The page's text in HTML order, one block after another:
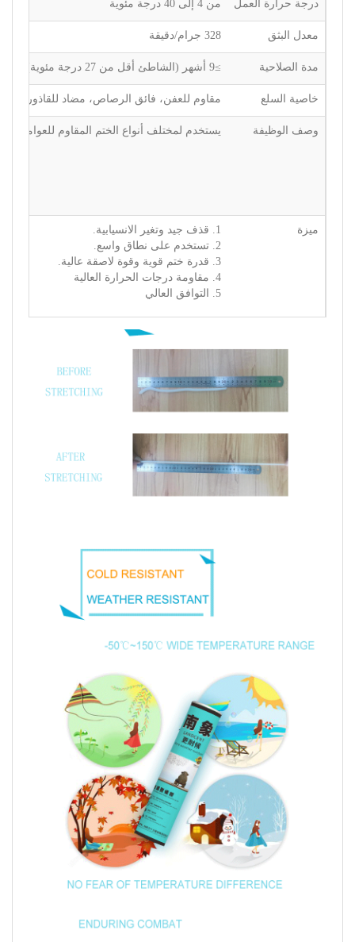
درجة حرارة العمل من 4 إلى 40 درجة مئوية
معدل البثق 328 جرام/دقيقة
مدة الصلاحية ≥9 أشهر (الشاطئ أقل من 27 درجة مئوية)
خاصية السلع مقاوم للعفن، فائق الرصاص، مضاد للقاذورات
وصف الوظيفة يستخدم لمختلف أنواع الختم المقاوم للعوامل
ميزة
1. قذف جيد وتغير الانسيابية.
2. تستخدم على نطاق واسع.
3. قدرة ختم قوية وقوة لاصقة عالية.
4. مقاومة درجات الحرارة العالية
5. التوافق العالي